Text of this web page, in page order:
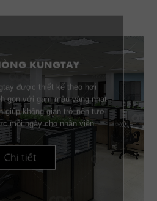
KUNGTAY
được thiết kế theo hơi
gọn với gam màu vàng nhạt
giúp không gian trở nên tươi
mỗi ngày cho nhân viên.
Chi tiết